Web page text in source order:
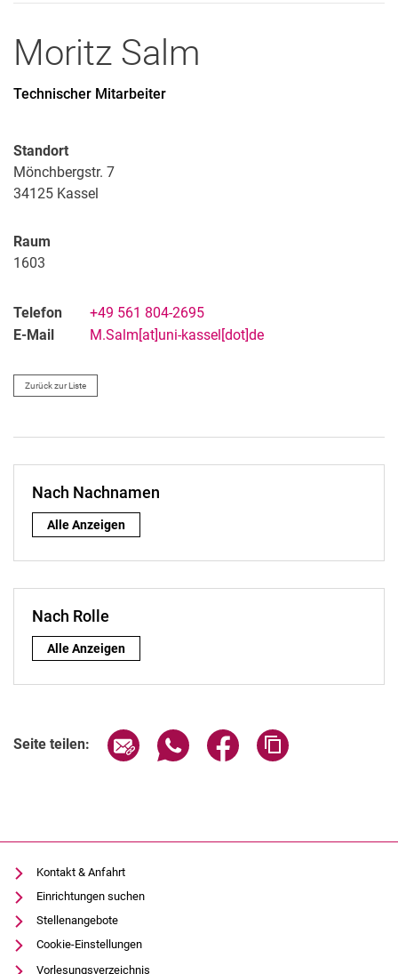
Moritz Salm
Technischer Mitarbeiter
Standort
Mönchbergstr. 7
34125 Kassel
Raum
1603
Telefon
+49 561 804-2695
E-Mail
M.Salm[at]uni-kassel[dot]de
Zurück zur Liste
Nach Nachnamen
Nach Nachnamen:
Alle Anzeigen
Nach Rolle
Nach Rolle:
Alle Anzeigen
Seite teilen: Seite über E-Mail teilen
Seite über WhatsApp teilen
Seite über Facebook
Kontakt & Anfahrt
Einrichtungen suchen
Stellenangebote
Cookie-Einstellungen
Vorlesungsverzeichnis